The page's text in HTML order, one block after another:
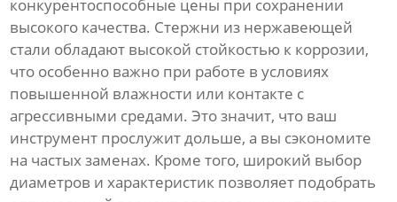
конкурентоспособные цены при сохранении
высокого качества. Стержни из нержавеющей
стали обладают высокой стойкостью к коррозии,
что особенно важно при работе в условиях
повышенной влажности или контакте с
агрессивными средами. Это значит, что ваш
инструмент прослужит дольше, а вы сэкономите
на частых заменах. Кроме того, широкий выбор
диаметров и характеристик позволяет подобрать